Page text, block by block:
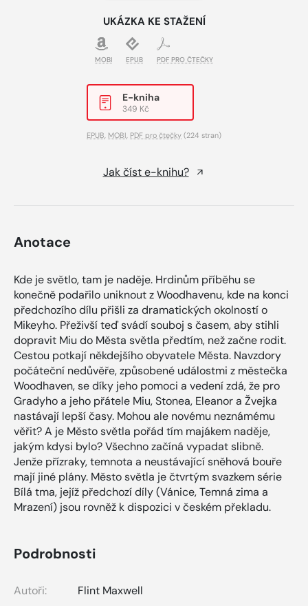
UKÁZKA KE STAŽENÍ
MOBI EPUB PDF PRO ČTEČKY
E-kniha
349 Kč
EPUB, MOBI, PDF pro čtečky (224 stran)
Jak číst e-knihu?
Anotace
Kde je světlo, tam je naděje. Hrdinům příběhu se
konečně podařilo uniknout z Woodhavenu, kde na konci
předchozího dílu přišli za dramatických okolností o
Mikeyho. Přeživší teď svádí souboj s časem, aby stihli
dopravit Miu do Města světla předtím, než začne rodit.
Cestou potkají někdejšího obyvatele Města. Navzdory
počáteční nedůvěře, způsobené událostmi z městečka
Woodhaven, se díky jeho pomoci a vedení zdá, že pro
Gradyho a jeho přátele Miu, Stonea, Eleanor a Žvejka
nastávají lepší časy. Mohou ale novému neznámému
věřit? A je Město světla pořád tím majákem naděje,
jakým kdysi bylo? Všechno začíná vypadat slibně.
Jenže přízraky, temnota a neustávající sněhová bouře
mají jiné plány. Město světla je čtvrtým svazkem série
Bílá tma, jejíž předchozí díly (Vánice, Temná zima a
Mrazení) jsou rovněž k dispozici v českém překladu.
Podrobnosti
Autoři:
Flint Maxwell